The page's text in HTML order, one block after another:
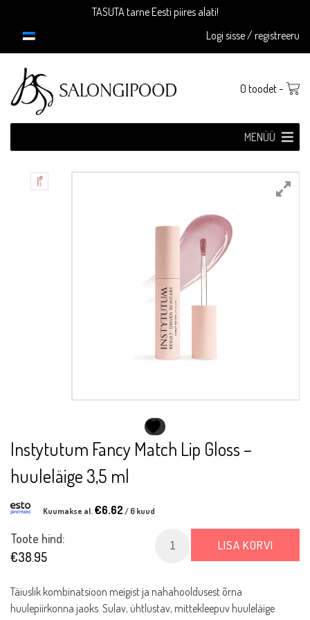
content
TASUTA tarne Eesti piires alati!
Logi sisse / registreeru
0 toodet -
MENÜÜ
Instytutum Fancy Match Lip Gloss –
huuleläige 3,5 ml
Kuumakse al. €6.62 / 6 kuud
Toote hind:
€38.95
Fancy
Lip
Gloss
LISA KORVI
Täiuslik kombinatsioon meigist ja nahahooldusest õrna
huulepiirkonna jaoks. Sulav, ühtlustav, mittekleepuv huuleläige